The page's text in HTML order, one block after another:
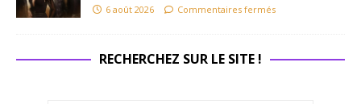
6 août 2026 Commentaires fermés
RECHERCHEZ SUR LE SITE !